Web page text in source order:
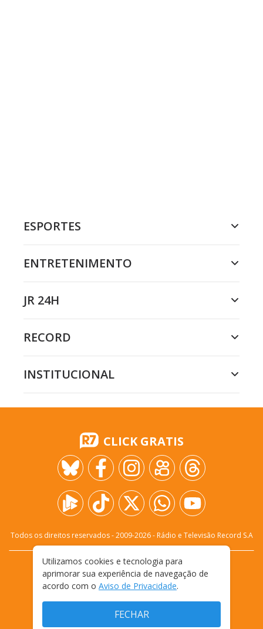
ESPORTES
ENTRETENIMENTO
JR 24H
RECORD
INSTITUCIONAL
CLICK GRATIS
Todos os direitos reservados - 2009-2026- Rádio e Televisão Record S.A
FALE CONOSCO
PRIVACIDADE
TERMOS E CONDIÇÕES DE USO
Utilizamos cookies e tecnologia para
aprimorar sua experiência de navegação de
acordo com o Aviso de Privacidade.
FECHAR